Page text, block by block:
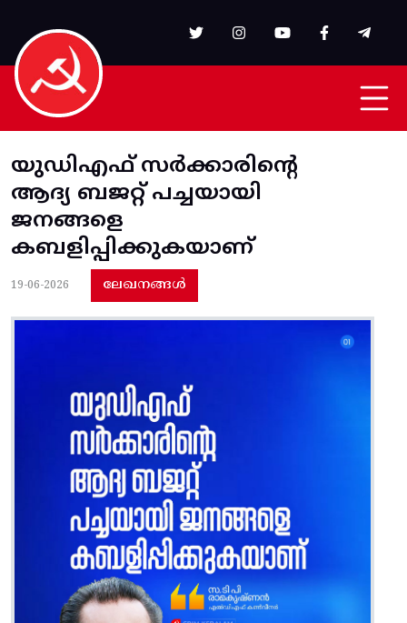
യുഡിഎഫ്‌ സര്‍ക്കാരിന്റെ
ആദ്യ ബജറ്റ്‌ പച്ചയായി
ജനങ്ങളെ
കബളിപ്പിക്കുകയാണ്‌
19-06-2026 ലേഖനങ്ങൾ